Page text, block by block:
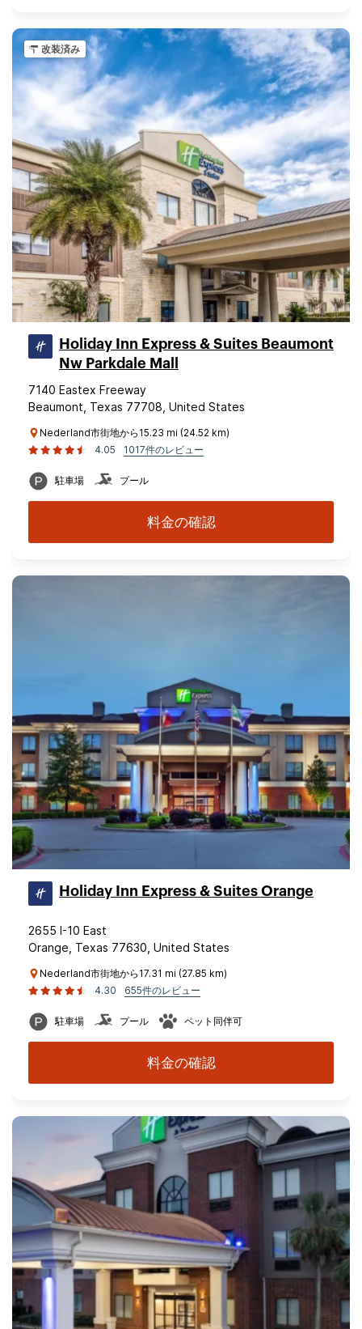
改装済み
Holiday Inn Express & Suites Beaumont
Nw Parkdale Mall
7140 Eastex Freeway
Beaumont, Texas 77708, United States
Nederland市街地から15.23 mi (24.52 km)
4.05
1017件のレビュー
駐車場 プール
料金の確認
Holiday Inn Express & Suites Orange
2655 I-10 East
Orange, Texas 77630, United States
Nederland市街地から17.31 mi (27.85 km)
4.30
655件のレビュー
駐車場 プール ペット同伴可
料金の確認